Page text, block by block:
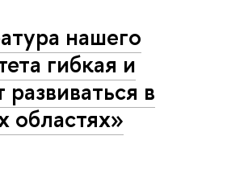
нашего
гибкая и
развиваться в
областях»